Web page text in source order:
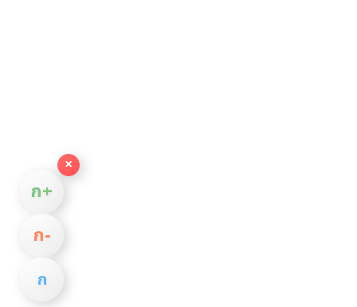
×
ก+
ก−
ก